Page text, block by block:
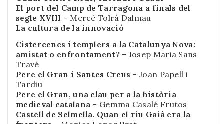
El port del Camp de Tarragona a finals del
segle XVIII – Mercè Tolrà Dalmau
La cultura de la innovació
Cistercencs i templers a la Catalunya Nova:
amistat o enfrontament?– Josep Maria Sans
Travé
Pere el Gran i Santes Creus – Joan Papell i
Tardiu
Pere el Gran, una clau per a la història
medieval catalana – Gemma Casalé Frutos
Castell de Selmella. Quan el riu Gaià era la